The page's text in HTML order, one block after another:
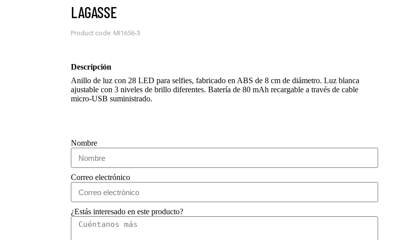
LAGASSE
Product code: MI1656-3
Descripción
Anillo de luz con 28 LED para selfies, fabricado en ABS de 8 cm de diámetro. Luz blanca
ajustable con 3 niveles de brillo diferentes. Batería de 80 mAh recargable a través de cable
micro-USB suministrado.
Nombre
Correo electrónico
¿Estás interesado en este producto?